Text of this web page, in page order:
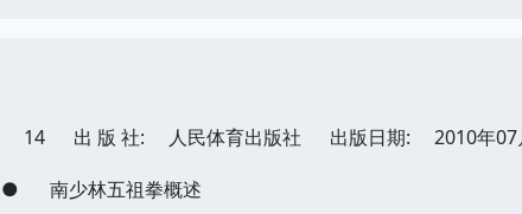
14 出 版 社: 人民体育出版社 出版日期: 2010年07
●
南少林五祖拳概述